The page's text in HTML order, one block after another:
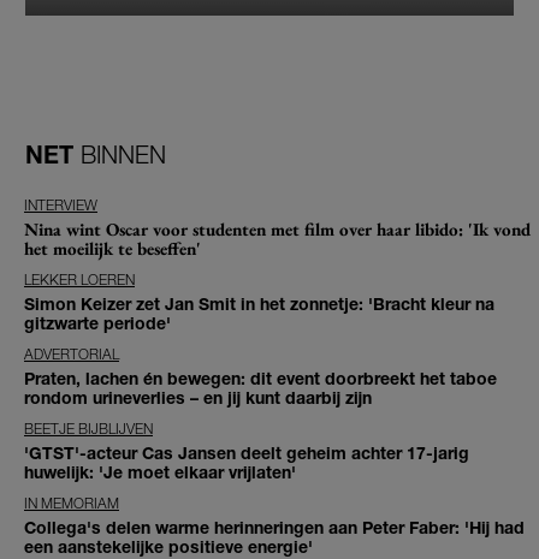
NET BINNEN
INTERVIEW
Nina wint Oscar voor studenten met film over haar libido: 'Ik vond
het moeilijk te beseffen'
LEKKER LOEREN
Simon Keizer zet Jan Smit in het zonnetje: 'Bracht kleur na
gitzwarte periode'
ADVERTORIAL
Praten, lachen én bewegen: dit event doorbreekt het taboe
rondom urineverlies – en jij kunt daarbij zijn
BEETJE BIJBLIJVEN
'GTST'-acteur Cas Jansen deelt geheim achter 17-jarig
huwelijk: 'Je moet elkaar vrijlaten'
IN MEMORIAM
Collega's delen warme herinneringen aan Peter Faber: 'Hij had
een aanstekelijke positieve energie'